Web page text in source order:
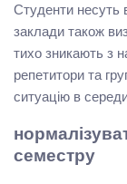
Студенти несуть
заклади також
тихо зникають з
репетитори та
ситуацію в
семестру